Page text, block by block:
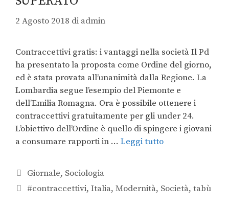
2 Agosto 2018 di admin
Contraccettivi gratis: i vantaggi nella società Il Pd
ha presentato la proposta come Ordine del giorno,
ed è stata provata all’unanimità dalla Regione. La
Lombardia segue l’esempio del Piemonte e
dell’Emilia Romagna. Ora è possibile ottenere i
contraccettivi gratuitamente per gli under 24.
L’obiettivo dell’Ordine è quello di spingere i giovani
a consumare rapporti in … Leggi tutto
Giornale, Sociologia
#contraccettivi,Italia,Modernità, Società,tabù